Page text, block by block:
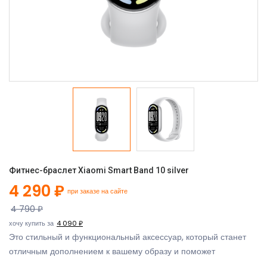
Фитнес-браслет Xiaomi Smart Band 10 silver
4 290 ₽ при заказе на сайте
4 790 ₽
хочу купить за 4 090 ₽
Это стильный и функциональный аксессуар, который станет
отличным дополнением к вашему образу и поможет